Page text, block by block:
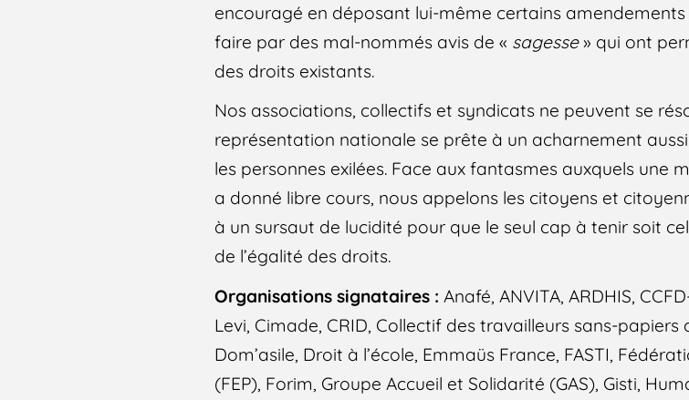
encouragé en déposant lui-même certains
faire par des mal-nommés avis de « sagesse» qui ont
des droits existants.
Nos associations, collectifs et syndicats ne peuvent se
représentation nationale se prête à un acharnement
les personnes exilées. Face aux fantasmes auxquels une
a donné libre cours, nous appelons les citoyens et
à un sursaut de lucidité pour que le seul cap à tenir soit
de l’égalité des droits.
Organisations signataires :Anafé, ANVITA, ARDHIS,
Levi, Cimade, CRID, Collectif des travailleurs sans-papiers
Dom’asile, Droit à l’école, Emmaüs France, FASTI,
(FEP), Forim, Groupe Accueil et Solidarité (GAS), Gisti,